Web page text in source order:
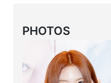
PHOTOS